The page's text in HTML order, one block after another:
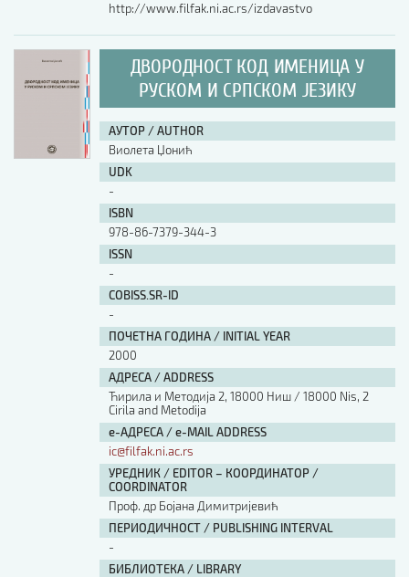
http://www.filfak.ni.ac.rs/izdavastvo
ДВОРОДНОСТ КОД ИМЕНИЦА У
РУСКОМ И СРПСКОМ ЈЕЗИКУ
АУТОР / AUTHOR
Виолета Џонић
UDK
-
ISBN
978-86-7379-344-3
ISSN
-
COBISS.SR-ID
-
ПОЧЕТНА ГОДИНА / INITIAL YEAR
2000
АДРЕСА / ADDRESS
Ћирила и Методија 2, 18000 Ниш / 18000 Nis, 2
Cirila and Metodija
е-АДРЕСА / e-MAIL ADDRESS
ic@filfak.ni.ac.rs
УРЕДНИК / EDITOR – КООРДИНАТОР /
COORDINATOR
Проф. др Бојана Димитријевић
ПЕРИОДИЧНОСТ / PUBLISHING INTERVAL
-
БИБЛИОТЕКА / LIBRARY